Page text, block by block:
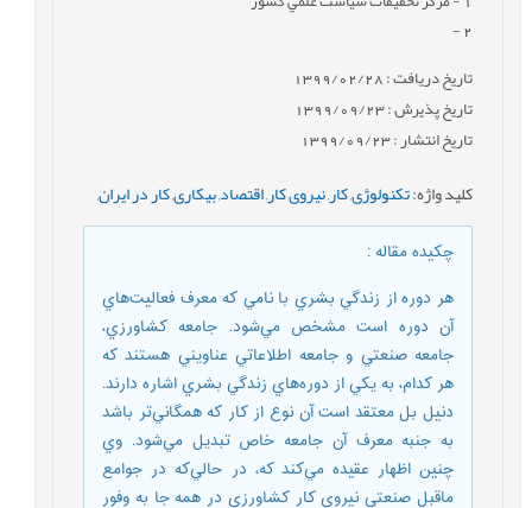
2
-
تاریخ دریافت : 1399/02/28
تاریخ پذیرش : 1399/09/23
تاریخ انتشار : 1399/09/23
کلید واژه:تکنولوژی,کار,نیروی کار,اقتصاد,بیکاری,کار در ایران,
چکیده مقاله:
هر دوره از زندگي بشري با نامي كه معرف فعاليت‌‌هاي
آن دوره است مشخص مي‌شود. جامعه كشاورزي،
جامعه صنعتي و جامعه اطلاعاتي عناويني هستند كه
هر كدام، به يكي از دوره‌هاي زندگي بشري اشاره دارند.
دنيل بل معتقد است آن نوع از كار كه همگاني‌تر باشد
به جنبه معرف آن جامعه خاص تبديل مي‌شود. وي
چنين اظهار عقيده مي‌كند كه، در حالي‌كه در جوامع
ماقبل صنعتي نيروي كار كشاورزي در همه جا به وفور